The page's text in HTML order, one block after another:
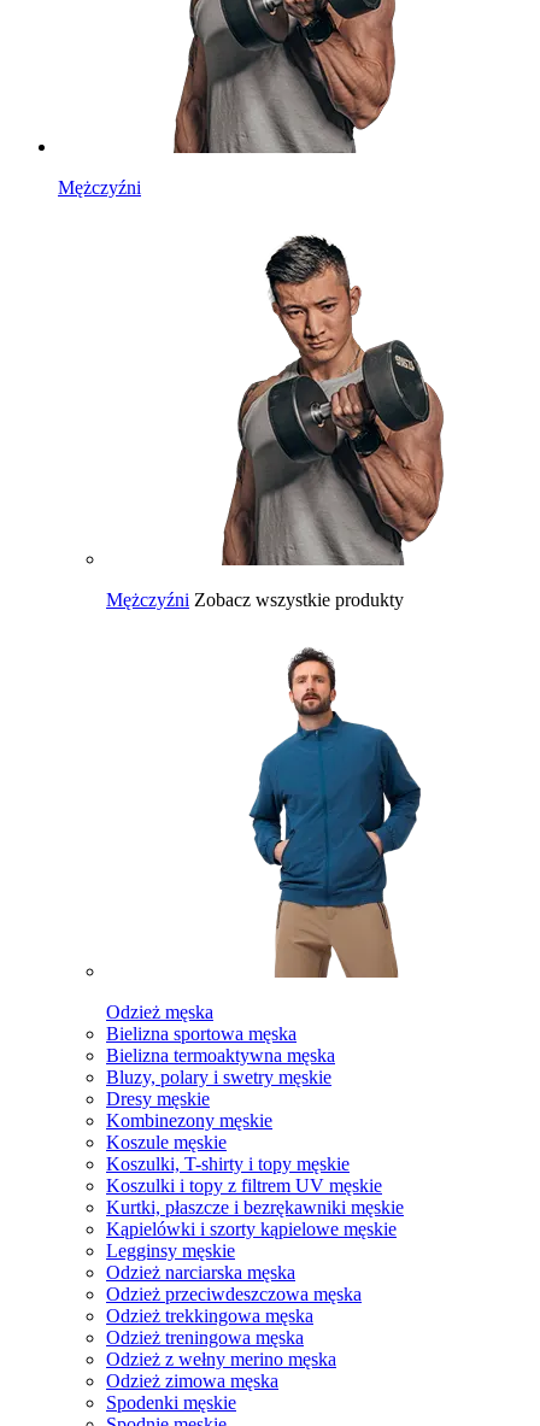
Mężczyźni
Mężczyźni Zobacz wszystkie produkty
Odzież męska
Bielizna sportowa męska
Bielizna termoaktywna męska
Bluzy, polary i swetry męskie
Dresy męskie
Kombinezony męskie
Koszule męskie
Koszulki, T-shirty i topy męskie
Koszulki i topy z filtrem UV męskie
Kurtki, płaszcze i bezrękawniki męskie
Kąpielówki i szorty kąpielowe męskie
Legginsy męskie
Odzież narciarska męska
Odzież przeciwdeszczowa męska
Odzież trekkingowa męska
Odzież treningowa męska
Odzież z wełny merino męska
Odzież zimowa męska
Spodenki męskie